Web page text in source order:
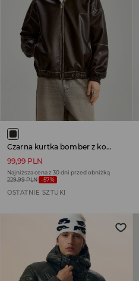
Czarna kurtka bomber z kontrastowymi przetarciami na szwach
99,99 PLN
Najniższa cena z 30 dni przed obniżką
229,99 PLN -57%
OSTATNIE SZTUKI